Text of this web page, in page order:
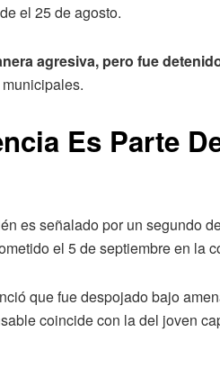
el 25 de agosto.
agresiva, pero fue
Es Parte
es señalado por un segundo
el 5 de septiembre en la
que fue despojado bajo
coincide con la del joven